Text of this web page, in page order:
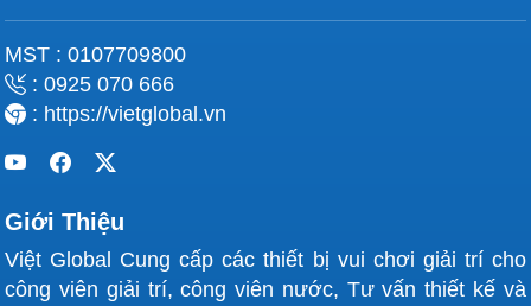
MST : 0107709800
: 0925 070 666
: https://vietglobal.vn
Giới Thiệu
Việt Global Cung cấp các thiết bị vui chơi giải trí cho
công viên giải trí, công viên nước, Tư vấn thiết kế và